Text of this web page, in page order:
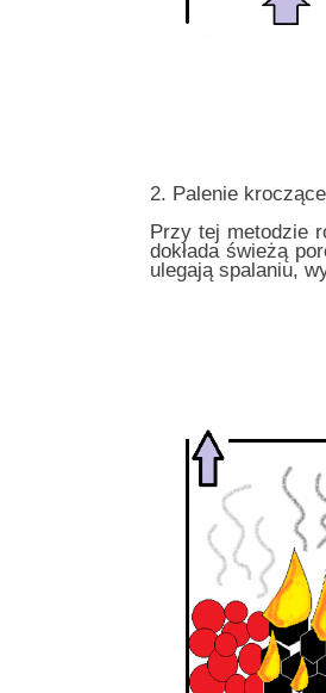
2. Palenie
Przy tej metodzie
dokłada świeżą
ulegają spalaniu,